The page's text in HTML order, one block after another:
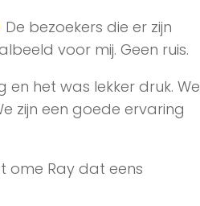
De bezoekers die er zijn
voor mij. Geen ruis.
het was lekker druk. We
zijn een goede ervaring
ome Ray dat eens